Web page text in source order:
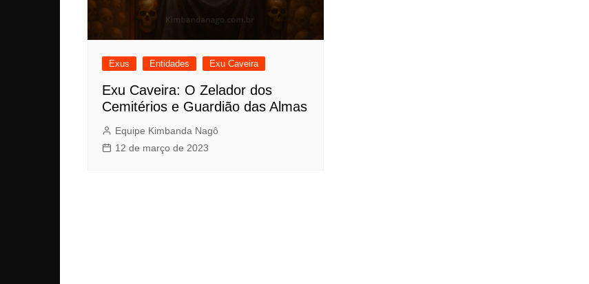
Exus Entidades Exu Caveira
Exu Caveira: O Zelador dos
Cemitérios e Guardião das Almas
Equipe Kimbanda Nagô
12 de março de 2023